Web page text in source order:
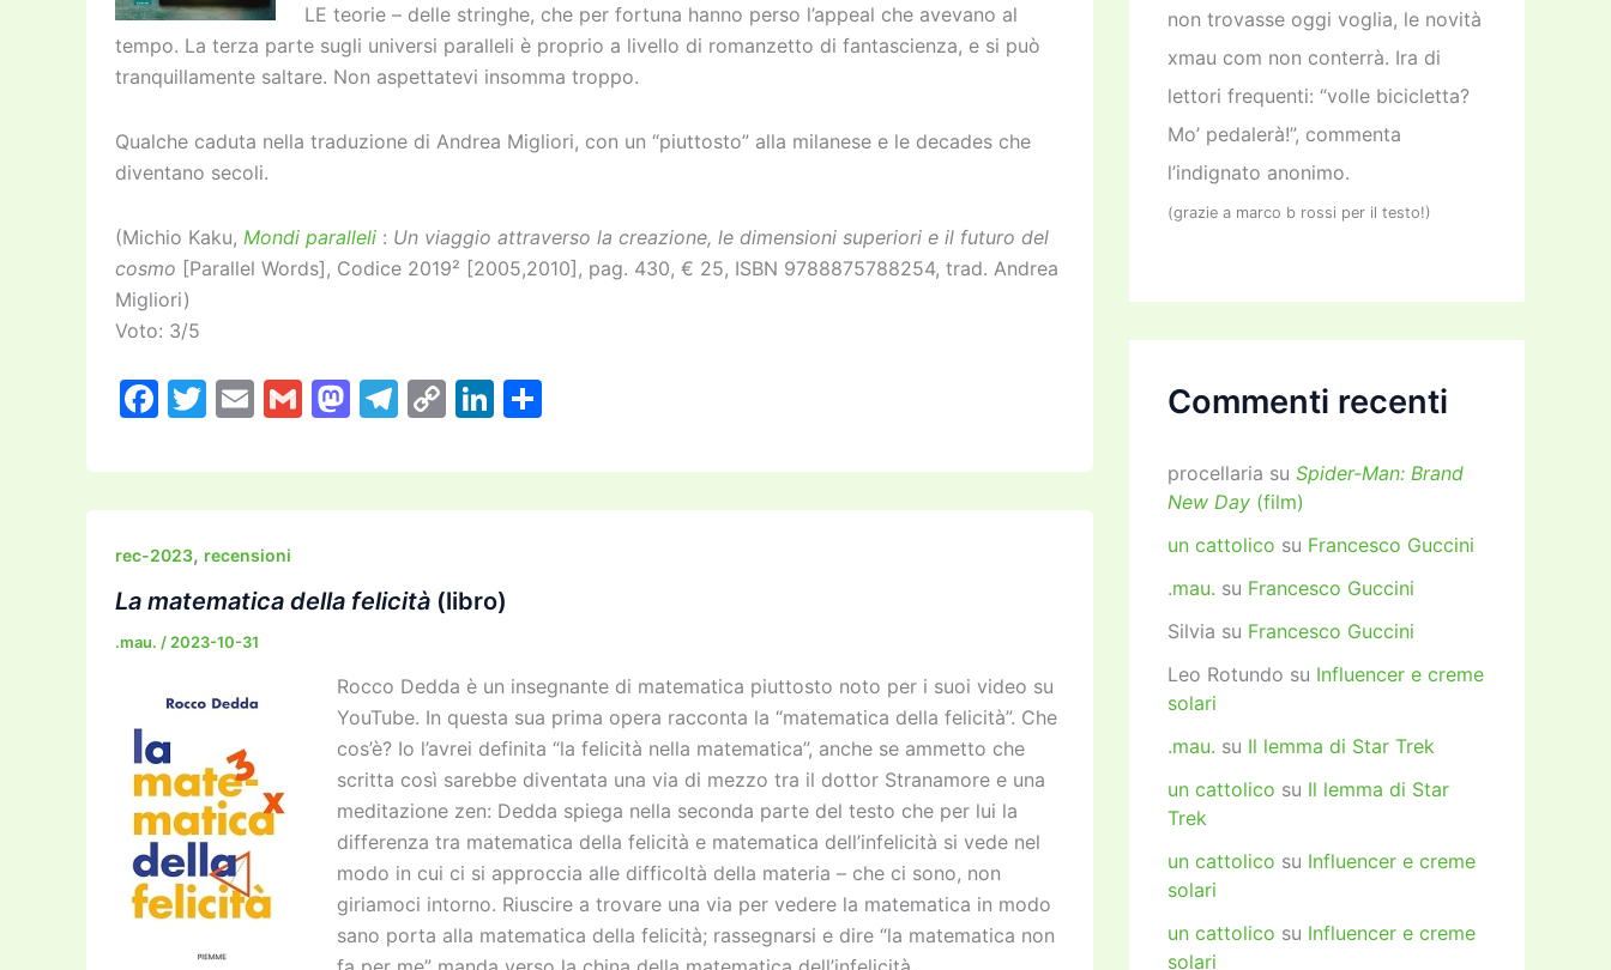
LE teorie – delle stringhe, che per fortuna hanno perso l’appeal che avevano al
tempo. La terza parte sugli universi paralleli è proprio a livello di romanzetto di fantascienza, e si può
tranquillamente saltare. Non aspettatevi insomma troppo.
Qualche caduta nella traduzione di Andrea Migliori, con un “piuttosto” alla milanese e le decades che
diventano secoli.
(Michio Kaku, Mondi paralleli : Un viaggio attraverso la creazione, le dimensioni superiori e il futuro del
cosmo [Parallel Words], Codice 2019² [2005,2010], pag. 430, € 25, ISBN 9788875788254, trad. Andrea
Migliori)
Voto: 3/5
F
c
e
b
o
o
k
T
itt
er
E
ai
l
G
ai
l
M
st
o
o
T
e
gr
m
C
p
y
n
Li
k
e
n
n
di
rec-2023, recensioni
La matematica della felicità (libro)
.mau. / 2023-10-31
Rocco Dedda è un insegnante di matematica piuttosto noto per i suoi video su
YouTube. In questa sua prima opera racconta la “matematica della felicità”. Che
cos’è? Io l’avrei definita “la felicità nella matematica”, anche se ammetto che
scritta così sarebbe diventata una via di mezzo tra il dottor Stranamore e una
meditazione zen: Dedda spiega nella seconda parte del testo che per lui la
differenza tra matematica della felicità e matematica dell’infelicità si vede nel
modo in cui ci si approccia alle difficoltà della materia – che ci sono, non
giriamoci intorno. Riuscire a trovare una via per vedere la matematica in modo
sano porta alla matematica della felicità; rassegnarsi e dire “la matematica non
non trovasse oggi voglia, le novità
xmau com non conterrà. Ira di
lettori frequenti: “volle bicicletta?
Mo’ pedalerà!”, commenta
l’indignato anonimo.
(grazie a marco b rossi per il testo!)
Commenti recenti
procellaria su Spider-Man: Brand
New Day (film)
un cattolico su Francesco Guccini
.mau. su Francesco Guccini
Silvia su Francesco Guccini
Leo Rotundo su Influencer e creme
solari
.mau. su Il lemma di Star Trek
un cattolico su Il lemma di Star
Trek
un cattolico su Influencer e creme
solari
un cattolico su Influencer e creme
solari